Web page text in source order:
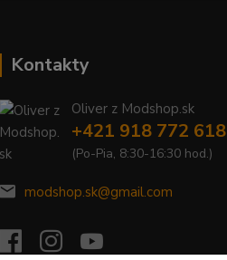
Kontakty
Oliver z Modshop.sk
+421 918 772 618
(Po-Pia, 8:30-16:30 hod.)
modshop.sk@gmail.com